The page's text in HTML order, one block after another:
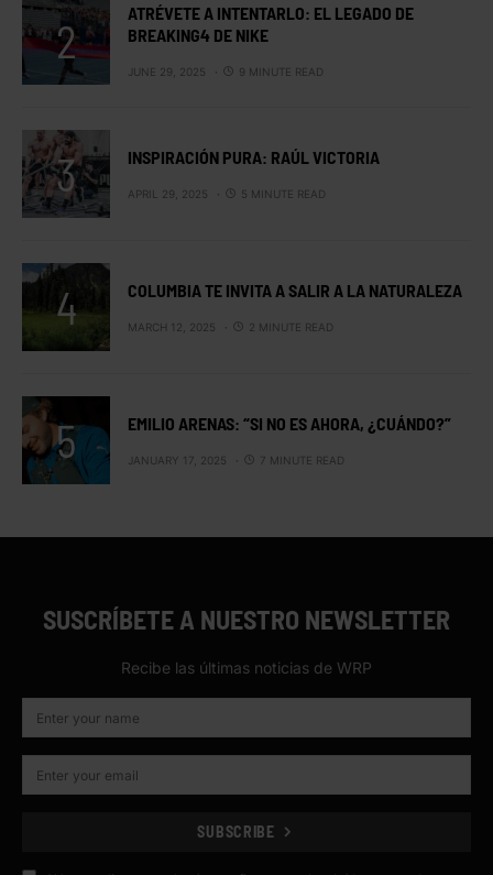
ATRÉVETE A INTENTARLO: EL LEGADO DE
BREAKING4 DE NIKE
JUNE 29, 2025 9 MINUTE READ
INSPIRACIÓN PURA: RAÚL VICTORIA
APRIL 29, 2025 5 MINUTE READ
COLUMBIA TE INVITA A SALIR A LA NATURALEZA
MARCH 12, 2025 2 MINUTE READ
EMILIO ARENAS: “SI NO ES AHORA, ¿CUÁNDO?”
JANUARY 17, 2025 7 MINUTE READ
SUSCRÍBETE A NUESTRO NEWSLETTER
Recibe las últimas noticias de WRP
SUBSCRIBE